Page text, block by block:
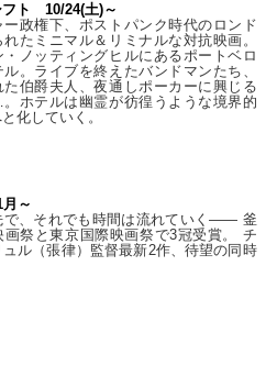
フト 10/24(土)～
ー政権下、ポストパンク時代のロンド
れたミニマル＆リミナルな対抗映画。
・ノッティングヒルにあるポートベロ
ル。ライブを終えたバンドマンたち、
た伯爵夫人、夜通しポーカーに興じる
ホテルは幽霊が彷徨うような境界的
化していく。
～
で、それでも時間は流れていく—— 釜
画祭と東京国際映画祭で3冠受賞。 チ
ュル（張律）監督最新2作、待望の同時